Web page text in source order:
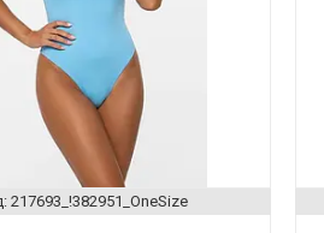
217693_!382951_OneSize